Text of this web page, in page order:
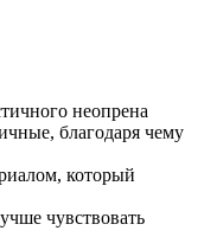
неопрена
благодаря чему
который
чувствовать